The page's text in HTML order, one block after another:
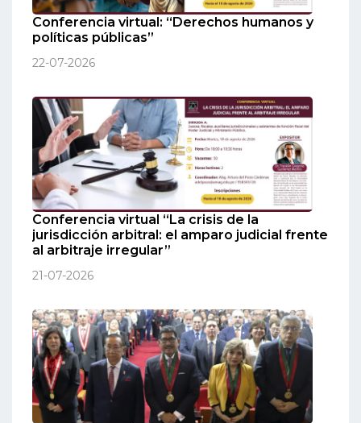
Conferencia virtual: “Derechos humanos y
políticas públicas”
22-07-2026
Conferencia virtual “La crisis de la
jurisdicción arbitral: el amparo judicial frente
al arbitraje irregular”
21-07-2026